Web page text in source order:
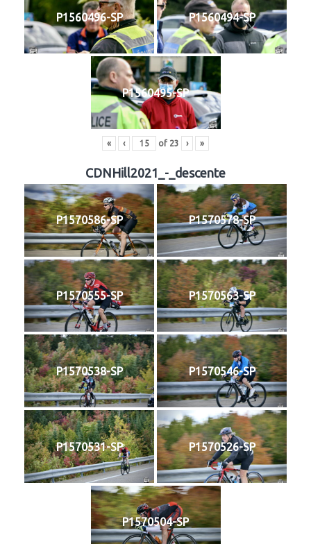
P1560496-SP P1560494-SP
P1560495-SP
« ‹ of 23 › »
CDNHill2021_-_descente
P1570586-SP P1570578-SP
P1570555-SP P1570563-SP
P1570538-SP P1570546-SP
P1570531-SP P1570526-SP
P1570504-SP